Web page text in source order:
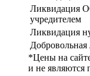
Ликвидация
учредителем
Ликвидация
*Цены на
и не